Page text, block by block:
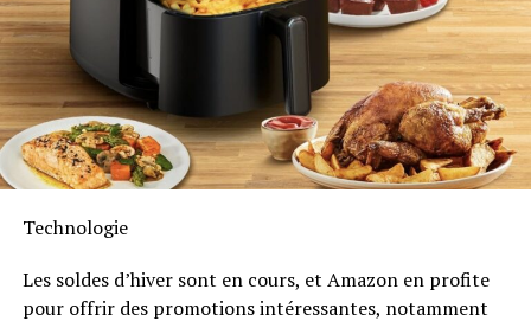
Durabilité et Résistance aux
Intempéries
Anker SOLIX met également l’accent sur la longévité du
Solarbank 2 AC. Conçu pour supporter au moins6000
cycles de charge, cet appareil a une durée de vie
garantie fabricant décennale et possède une
certification IP65 qui assure sa résistance face aux
intempéries tout en étant capable de fonctionner dans
des températures variant entre -20 °C et +55 °C.
Technologie
Les soldes d’hiver sont en cours, et Amazon en profite
pour offrir des promotions intéressantes, notamment